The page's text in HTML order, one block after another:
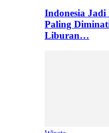
Indonesia Jadi
Paling
Liburan…